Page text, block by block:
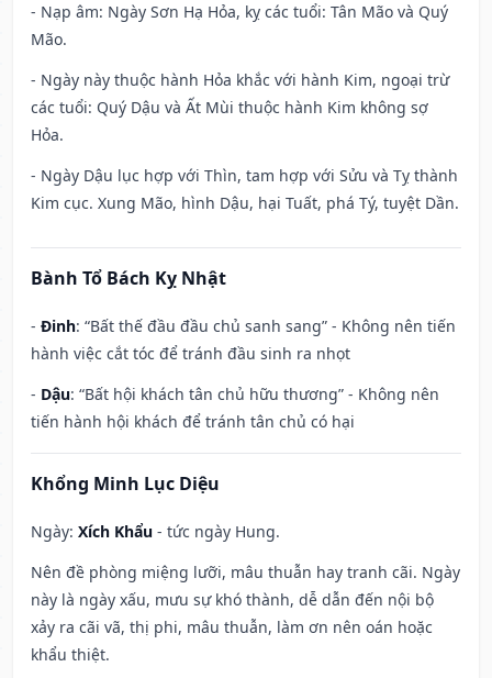
- Nạp âm: Ngày Sơn Hạ Hỏa, kỵ các tuổi: Tân Mão và Quý
Mão.
- Ngày này thuộc hành Hỏa khắc với hành Kim, ngoại trừ
các tuổi: Quý Dậu và Ất Mùi thuộc hành Kim không sợ
Hỏa.
- Ngày Dậu lục hợp với Thìn, tam hợp với Sửu và Tỵ thành
Kim cục. Xung Mão, hình Dậu, hại Tuất, phá Tý, tuyệt Dần.
Bành Tổ Bách Kỵ Nhật
- Đinh: “Bất thế đầu đầu chủ sanh sang” - Không nên tiến
hành việc cắt tóc để tránh đầu sinh ra nhọt
- Dậu: “Bất hội khách tân chủ hữu thương” - Không nên
tiến hành hội khách để tránh tân chủ có hại
Khổng Minh Lục Diệu
Ngày: Xích Khẩu - tức ngày Hung.
Nên đề phòng miệng lưỡi, mâu thuẫn hay tranh cãi. Ngày
này là ngày xấu, mưu sự khó thành, dễ dẫn đến nội bộ
xảy ra cãi vã, thị phi, mâu thuẫn, làm ơn nên oán hoặc
khẩu thiệt.